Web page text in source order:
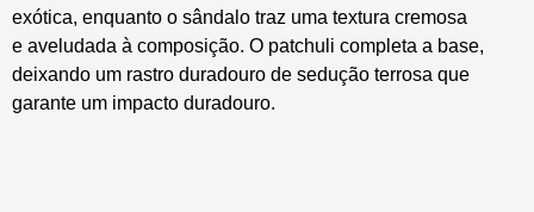
exótica, enquanto o sândalo traz uma textura cremosa
e aveludada à composição. O patchuli completa a base,
deixando um rastro duradouro de sedução terrosa que
garante um impacto duradouro.